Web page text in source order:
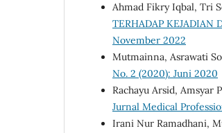
Ahmad Fikry Iqbal, Tri
TERHADAP KEJADIAN
November 2022
Mutmainna, Asrawati
No. 2 (2020): Juni 2020
Rachayu Arsid, Amsyar
Jurnal Medical
Irani Nur Ramadhani,